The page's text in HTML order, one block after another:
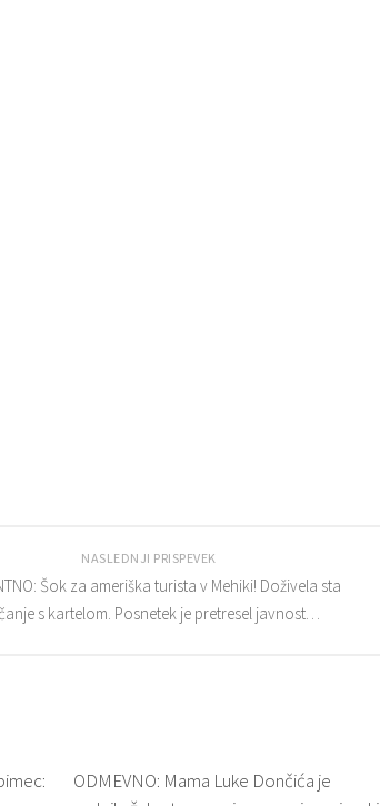
NASLEDNJI PRISPEVEK
Šok za ameriška turista v Mehiki! Doživela sta
s kartelom. Posnetek je pretresel javnost…
ODMEVNO: Mama Luke Dončića je